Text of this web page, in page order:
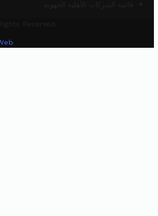
قائمة الشركات الأهلية الجهوية
Reserved.